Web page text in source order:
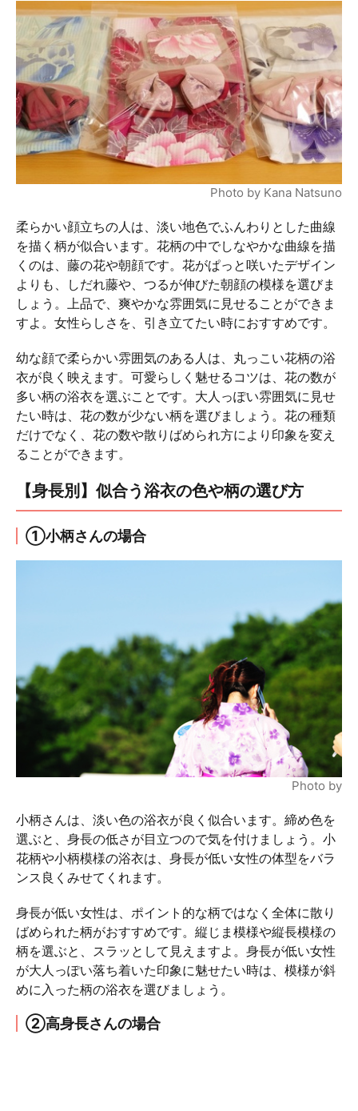
Photo by Kana Natsuno
柔らかい顔立ちの人は、淡い地色でふんわりとした曲線
を描く柄が似合います。花柄の中でしなやかな曲線を描
くのは、藤の花や朝顔です。花がぱっと咲いたデザイン
よりも、しだれ藤や、つるが伸びた朝顔の模様を選びま
しょう。上品で、爽やかな雰囲気に見せることができま
すよ。女性らしさを、引き立てたい時におすすめです。
幼な顔で柔らかい雰囲気のある人は、丸っこい花柄の浴
衣が良く映えます。可愛らしく魅せるコツは、花の数が
多い柄の浴衣を選ぶことです。大人っぽい雰囲気に見せ
たい時は、花の数が少ない柄を選びましょう。花の種類
だけでなく、花の数や散りばめられ方により印象を変え
ることができます。
【身長別】似合う浴衣の色や柄の選び方
①小柄さんの場合
Photo by
小柄さんは、淡い色の浴衣が良く似合います。締め色を
選ぶと、身長の低さが目立つので気を付けましょう。小
花柄や小柄模様の浴衣は、身長が低い女性の体型をバラ
ンス良くみせてくれます。
身長が低い女性は、ポイント的な柄ではなく全体に散り
ばめられた柄がおすすめです。縦じま模様や縦長模様の
柄を選ぶと、スラッとして見えますよ。身長が低い女性
が大人っぽい落ち着いた印象に魅せたい時は、模様が斜
めに入った柄の浴衣を選びましょう。
②高身長さんの場合